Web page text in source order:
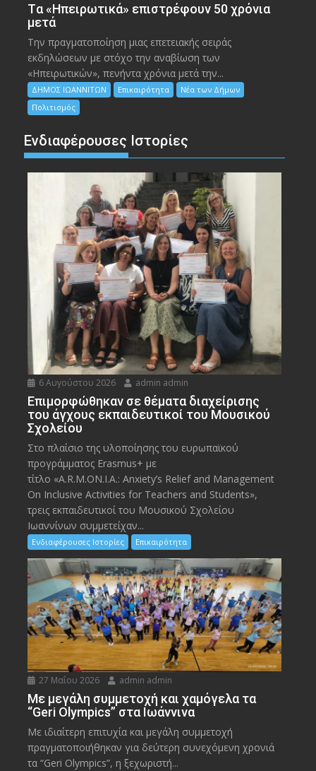
Tα «Ηπειρωτικά» επιστρέφουν 50 χρόνια
μετά
Την πραγματοποίηση μιας επετειακής σειράς
εκδηλώσεων με στόχο την αναβίωση των
«Ηπειρωτικών», πενήντα χρόνια μετά την...
ΔΗΜΟΣ ΙΩΑΝΝΙΤΩΝ Επικαιρότητα
Νέα των Δήμων
Πολιτισμός
Ενδιαφέρουσες Ιστορίες
6 Αυγούστου 2026 admin admin
Eπιμορφώθηκαν σε θέματα διαχείρισης
του άγχους εκπαιδευτικοί του Μουσικού
Σχολείου
Στο πλαίσιο της υλοποίησης του ευρωπαϊκού
προγράμματος Erasmus+ με
τίτλο «A.R.M.ON.I.A.: Anxiety’s Relief and Management
On Inclusive Activities for Teachers and Students»,
τρεις εκπαιδευτικοί του Μουσικού Σχολείου
Ιωαννίνων συμμετείχαν...
Ενδιαφέρουσες Ιστορίες Επικαιρότητα
27 Μαΐου 2026 admin admin
Με μεγάλη συμμετοχή και χαμόγελα τα
“Geri Olympics” στα Ιωάννινα
Με ιδιαίτερη επιτυχία και μεγάλη συμμετοχή
πραγματοποιήθηκαν για δεύτερη συνεχόμενη χρονιά
τα “Geri Olympics”, η ξεχωριστή...